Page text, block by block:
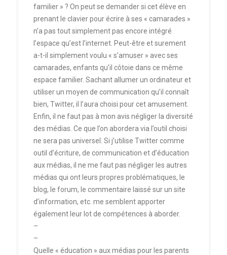
familier » ? On peut se demander si cet élève en
prenant le clavier pour écrire à ses « camarades »
n’a pas tout simplement pas encore intégré
l’espace qu’est l’internet. Peut-être et surement
a-t-il simplement voulu « s’amuser » avec ses
camarades, enfants qu’il côtoie dans ce même
espace familier. Sachant allumer un ordinateur et
utiliser un moyen de communication qu’il connaît
bien, Twitter, il l’aura choisi pour cet amusement.
Enfin, il ne faut pas à mon avis négliger la diversité
des médias. Ce que l’on abordera via l’outil choisi
ne sera pas universel. Si j’utilise Twitter comme
outil d’écriture, de communication et d’éducation
aux médias, il ne me faut pas négliger les autres
médias qui ont leurs propres problématiques, le
blog, le forum, le commentaire laissé sur un site
d’information, etc. me semblent apporter
également leur lot de compétences à aborder.
–
–
Quelle « éducation » aux médias pour les parents